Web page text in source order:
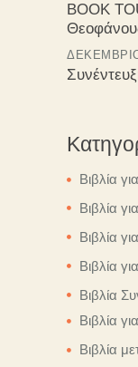
BOOK
Βιβλία
Βιβλία
Βιβλία
Βιβλία
Βιβλία
Βιβλία
Βιβλία